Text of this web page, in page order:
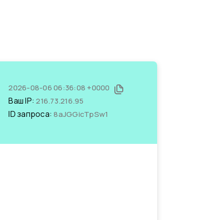
2026-08-06 06:36:08 +0000
Ваш IP:216.73.216.95
ID запроса:8aJGGicTpSw1